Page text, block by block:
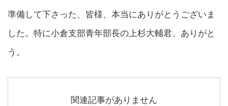
準備して下さった、皆様、本当にありがとうございま
した。特に小倉支部青年部長の上杉大輔君、ありがと
う。
関連記事がありません